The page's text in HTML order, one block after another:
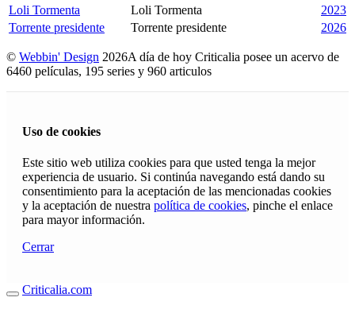
Loli Tormenta
Loli Tormenta
2023
Torrente presidente
Torrente presidente 2026
© Webbin' Design 2026A día de hoy Criticalia posee un acervo de
6460 películas, 195 series y 960 articulos
Uso de cookies
Este sitio web utiliza cookies para que usted tenga la mejor
experiencia de usuario. Si continúa navegando está dando su
consentimiento para la aceptación de las mencionadas cookies
y la aceptación de nuestra política de cookies, pinche el enlace
para mayor información.
Cerrar
Criticalia.com